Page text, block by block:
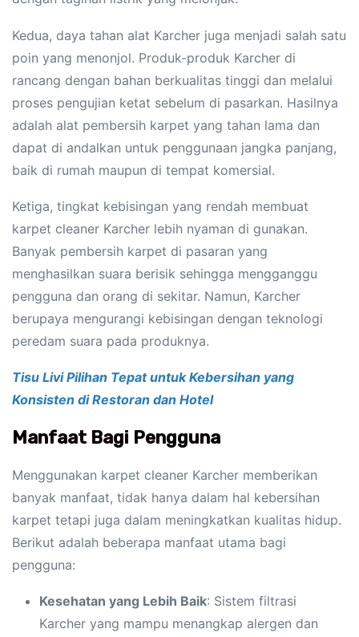
Kedua, daya tahan alat Karcher juga menjadi salah satu
poin yang menonjol. Produk-produk Karcher di
rancang dengan bahan berkualitas tinggi dan melalui
proses pengujian ketat sebelum di pasarkan. Hasilnya
adalah alat pembersih karpet yang tahan lama dan
dapat di andalkan untuk penggunaan jangka panjang,
baik di rumah maupun di tempat komersial.
Ketiga, tingkat kebisingan yang rendah membuat
karpet cleaner Karcher lebih nyaman di gunakan.
Banyak pembersih karpet di pasaran yang
menghasilkan suara berisik sehingga mengganggu
pengguna dan orang di sekitar. Namun, Karcher
berupaya mengurangi kebisingan dengan teknologi
peredam suara pada produknya.
Tisu Livi Pilihan Tepat untuk Kebersihan yang
Konsisten di Restoran dan Hotel
Manfaat Bagi Pengguna
Menggunakan karpet cleaner Karcher memberikan
banyak manfaat, tidak hanya dalam hal kebersihan
karpet tetapi juga dalam meningkatkan kualitas hidup.
Berikut adalah beberapa manfaat utama bagi
pengguna:
Kesehatan yang Lebih Baik: Sistem filtrasi
Karcher yang mampu menangkap alergen dan